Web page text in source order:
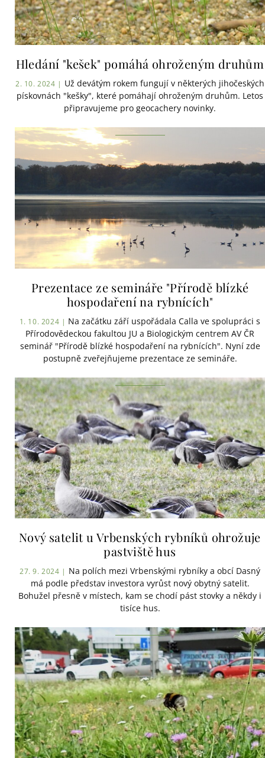
Hledání "kešek" pomáhá ohroženým druhům
2. 10. 2024 | Už devátým rokem fungují v některých jihočeských
pískovnách "kešky", které pomáhají ohroženým druhům. Letos
připravujeme pro geocachery novinky.
Prezentace ze semináře "Přírodě blízké
hospodaření na rybnících"
1. 10. 2024 | Na začátku září uspořádala Calla ve spolupráci s
Přírodovědeckou fakultou JU a Biologickým centrem AV ČR
seminář "Přírodě blízké hospodaření na rybnících". Nyní zde
postupně zveřejňujeme prezentace ze semináře.
Nový satelit u Vrbenských rybníků ohrožuje
pastviště hus
27. 9. 2024 | Na polích mezi Vrbenskými rybníky a obcí Dasný
má podle představ investora vyrůst nový obytný satelit.
Bohužel přesně v místech, kam se chodí pást stovky a někdy i
tisíce hus.